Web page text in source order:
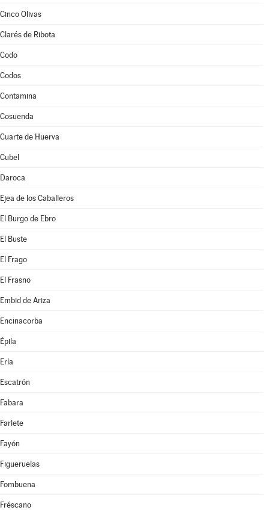
Cinco Olivas
Clarés de Ribota
Codo
Codos
Contamina
Cosuenda
Cuarte de Huerva
Cubel
Daroca
Ejea de los Caballeros
El Burgo de Ebro
El Buste
El Frago
El Frasno
Embid de Ariza
Encinacorba
Épila
Erla
Escatrón
Fabara
Farlete
Fayón
Figueruelas
Fombuena
Fréscano